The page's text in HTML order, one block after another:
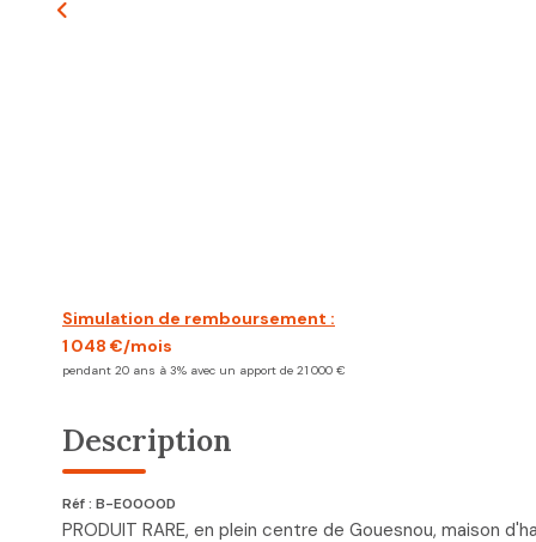
Simulation de remboursement :
1 048 €/mois
pendant 20 ans à 3% avec un apport de 21 000 €
Description
Réf : B-E00O0D
PRODUIT RARE, en plein centre de Gouesnou, maison